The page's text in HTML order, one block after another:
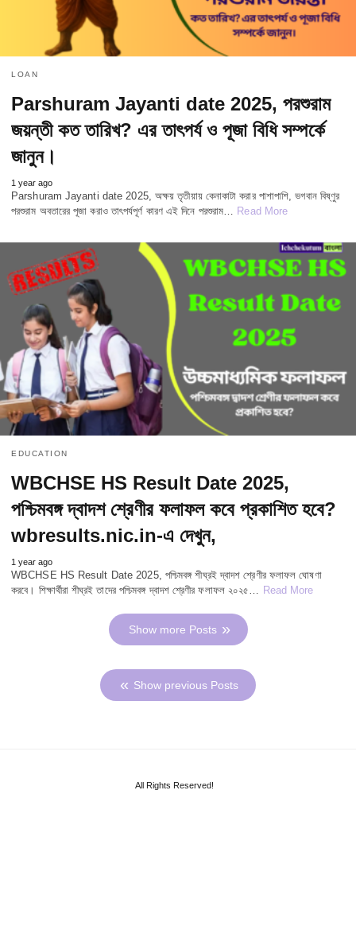
LOAN
Parshuram Jayanti date 2025, পরশুরাম
জয়ন্তী কত তারিখ? এর তাৎপর্য ও পূজা বিধি সম্পর্কে
জানুন।
1 year ago
Parshuram Jayanti date 2025, অক্ষয় তৃতীয়ায় কেনাকাটা করার পাশাপাশি, ভগবান বিষ্ণুর
পরশুরাম অবতারের পূজা করাও তাৎপর্যপূর্ণ কারণ এই দিনে পরশুরাম…
Read More
EDUCATION
WBCHSE HS Result Date 2025,
পশ্চিমবঙ্গ দ্বাদশ শ্রেণীর ফলাফল কবে প্রকাশিত হবে?
wbresults.nic.in-এ দেখুন,
1 year ago
WBCHSE HS Result Date 2025, পশ্চিমবঙ্গ শীঘ্রই দ্বাদশ শ্রেণীর ফলাফল ঘোষণা
করবে। শিক্ষার্থীরা শীঘ্রই তাদের পশ্চিমবঙ্গ দ্বাদশ শ্রেণীর ফলাফল ২০২৫… Read More
Show more Posts
Show previous Posts
All Rights Reserved!